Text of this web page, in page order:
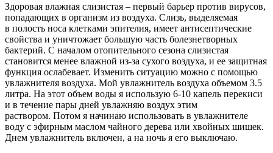
Здоровая влажная слизистая – первый барьер против вирусов,
попадающих в организм из воздуха. Слизь, выделяемая
в полость носа клетками эпителия, имеет антисептические
свойства и уничтожает большую часть болезнетворных
бактерий. С началом отопительного сезона слизистая
становится менее влажной из-за сухого воздуха, и ее защитная
функция ослабевает. Изменить ситуацию можно с помощью
увлажнителя воздуха. Мой увлажнитель воздуха объемом 3.5
литра. На этот объем воды я использую 6-10 капель перекиси
и в течение пары дней увлажняю воздух этим
раствором. Потом я начинаю использовать в увлажнителе
воду с эфирным маслом чайного дерева или хвойных шишек.
Днем увлажнитель включен, а на ночь я его выключаю.